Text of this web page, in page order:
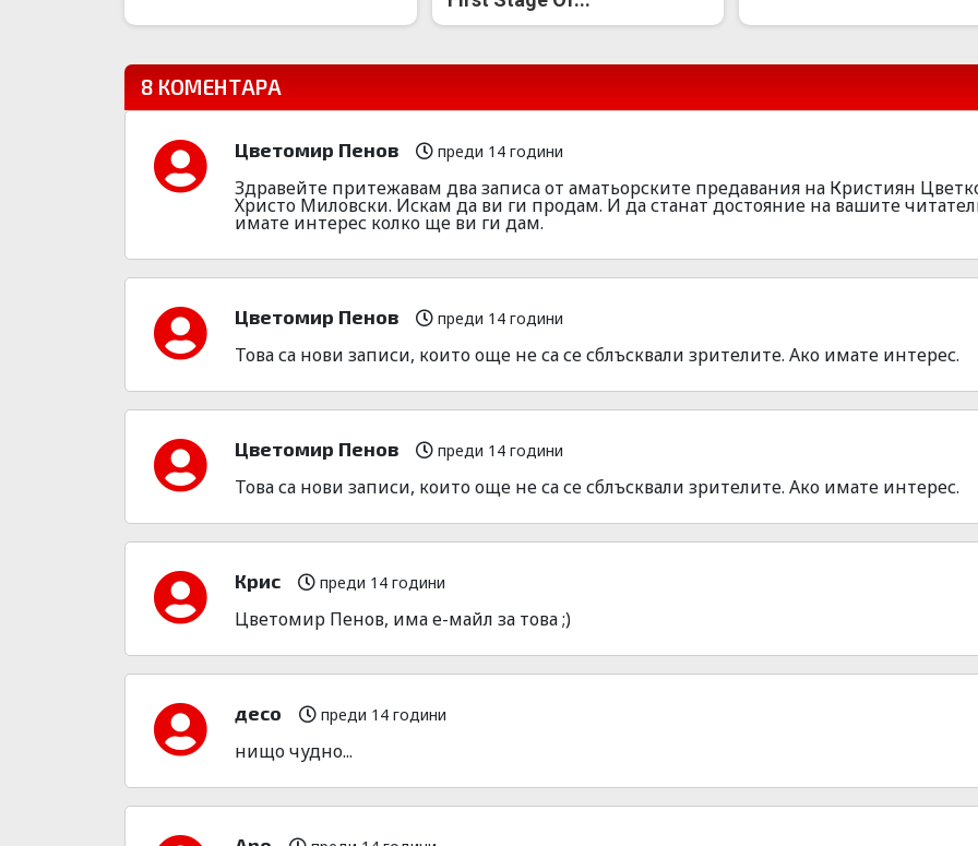
8 КОМЕНТАРА
Цветомир Пенов преди 14 години
Здравейте притежавам два записа от аматьорските предавания на Кристиян
Христо Миловски. Искам да ви ги продам. И да станат достояние на вашите
имате интерес колко ще ви ги дам.
Цветомир Пенов преди 14 години
Това са нови записи, които още не са се сблъсквали зрителите. Ако имате интерес.
Цветомир Пенов преди 14 години
Това са нови записи, които още не са се сблъсквали зрителите. Ако имате интерес.
Крис преди 14 години
Цветомир Пенов, има е-майл за това ;)
десо преди 14 години
нищо чудно...